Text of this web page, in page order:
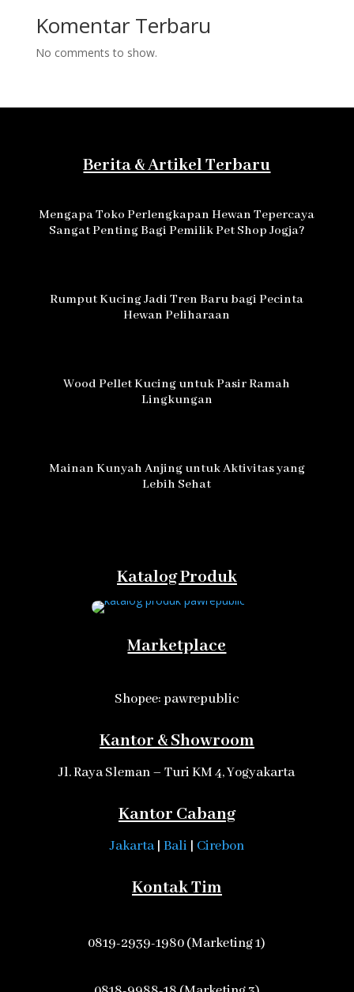
Komentar Terbaru
No comments to show.
Berita & Artikel Terbaru
Mengapa Toko Perlengkapan Hewan Tepercaya
Sangat Penting Bagi Pemilik Pet Shop Jogja?
Rumput Kucing Jadi Tren Baru bagi Pecinta
Hewan Peliharaan
Wood Pellet Kucing untuk Pasir Ramah
Lingkungan
Mainan Kunyah Anjing untuk Aktivitas yang
Lebih Sehat
Katalog Produk
Marketplace
Shopee: pawrepublic
Kantor & Showroom
Jl. Raya Sleman – Turi KM 4, Yogyakarta
Kantor Cabang
Jakarta| Bali Cirebon
Kontak Tim
0819-2939-1980 (Marketing 1)